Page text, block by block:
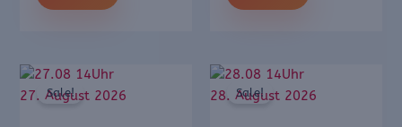
27. August 2026
Sale! 28. August 2026
Sale!